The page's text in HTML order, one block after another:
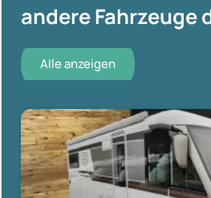
andere Fahrzeuge
Alle anzeigen